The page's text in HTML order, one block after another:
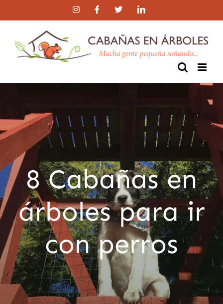
content
InstagramFacebookTwitterLinkedIn
8 Cabañas en
árboles para ir
con perros